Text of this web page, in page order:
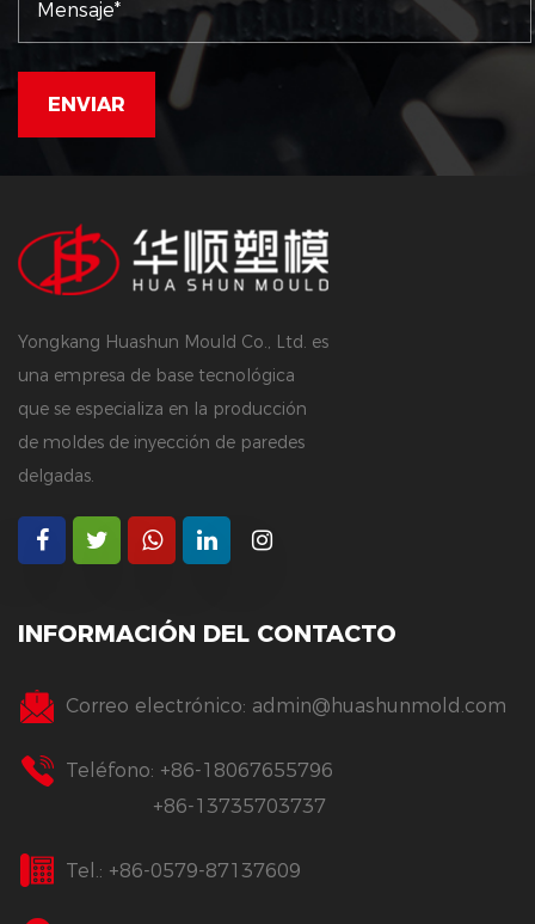
Yongkang Huashun Mould Co., Ltd. es
una empresa de base tecnológica
que se especializa en la producción
de moldes de inyección de paredes
delgadas.
INFORMACIÓN DEL CONTACTO
Correo electrónico: admin@huashunmold.com
Teléfono: +86-18067655796
+86-13735703737
Tel.: +86-0579-87137609